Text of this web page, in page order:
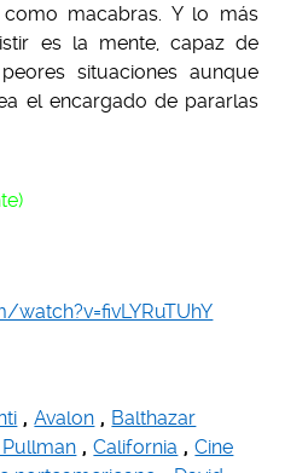
macabras. Y lo más
es la mente, capaz de
situaciones aunque
el encargado de pararlas
, Avalon , Balthazar
Pullman , California , Cine